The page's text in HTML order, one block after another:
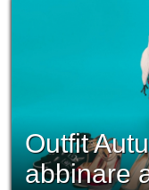
Outfit
abbinare